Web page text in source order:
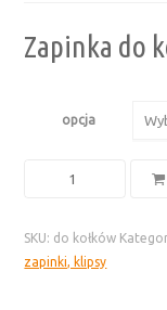
Zapinka do
opcja
kołków
SKU: do kołków
zapinki, klipsy